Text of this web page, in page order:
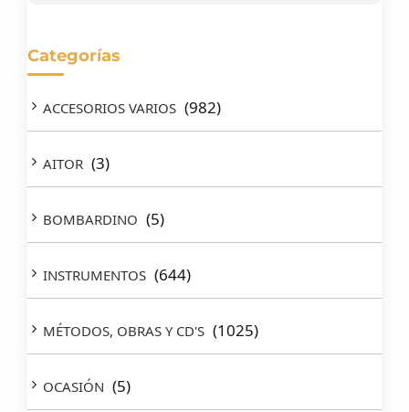
Categorías
ACCESORIOS VARIOS (982)
AITOR (3)
BOMBARDINO (5)
INSTRUMENTOS (644)
MÉTODOS, OBRAS Y CD'S (1025)
OCASIÓN (5)